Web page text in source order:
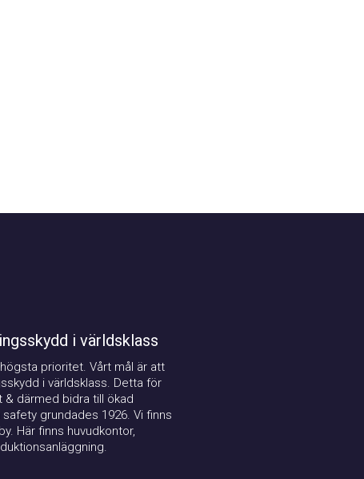
i världsklass
prioritet. Vårt mål är att
i världsklass. Detta för
bidra till ökad
grundades 1926. Vi finns
finns huvudkontor,